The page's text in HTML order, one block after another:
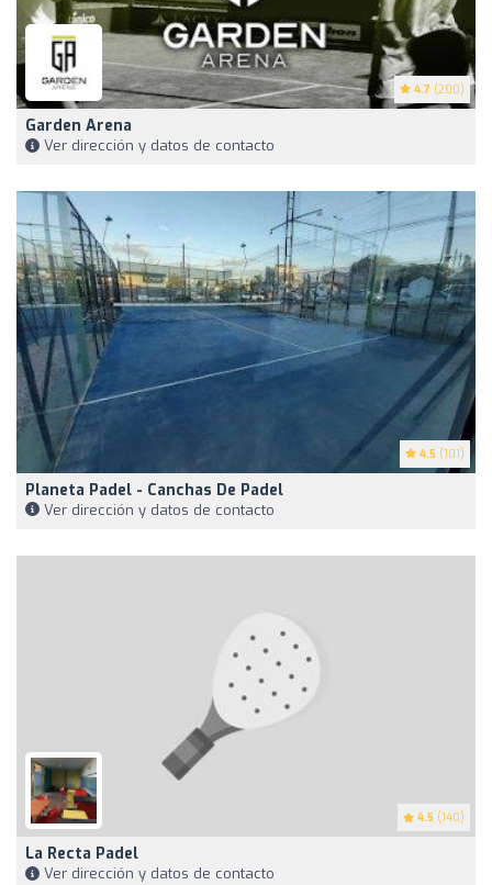
4.7 (200)
Garden Arena
Ver dirección y datos de contacto
4.5 (101)
Planeta Padel - Canchas De Padel
Ver dirección y datos de contacto
4.5 (140)
La Recta Padel
Ver dirección y datos de contacto